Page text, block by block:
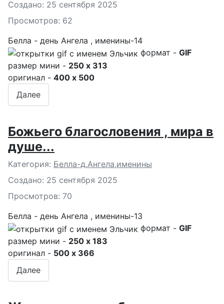
Создано: 25 сентября 2025
Просмотров: 62
Белла - день Ангела , именины-14
формат - GIF
размер мини - 250 x 313
оригинал - 400 x 500
Далее
Божьего благословения , мира в
душе...
Подробности
Категория: Белла-д.Ангела,именины
Создано: 25 сентября 2025
Просмотров: 70
Белла - день Ангела , именины-13
формат - GIF
размер мини - 250 x 183
оригинал - 500 x 366
Далее